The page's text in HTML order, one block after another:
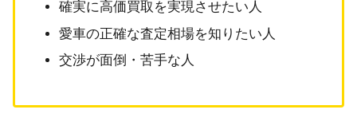
確実に高価買取を実現させたい人
愛車の正確な査定相場を知りたい人
交渉が面倒・苦手な人